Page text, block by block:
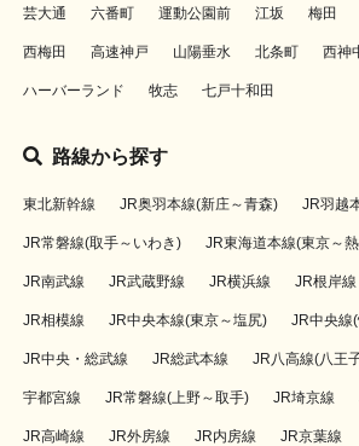
芸大通 六番町 運動公園前 江坂 梅田
西梅田 高速神戸 山陽垂水 北条町 西神
ハーバーランド 牧志 七戸十和田
路線から探す
東北新幹線 JR奥羽本線(新庄～青森) JR羽越
JR常磐線(取手～いわき) JR東海道本線(東京～
JR南武線 JR武蔵野線 JR横浜線 JR根岸線
JR相模線 JR中央本線(東京～塩尻) JR中央線
JR中央・総武線 JR総武本線 JR八高線(八王
宇都宮線 JR常磐線(上野～取手) JR埼京線
JR高崎線 JR外房線 JR内房線 JR京葉線